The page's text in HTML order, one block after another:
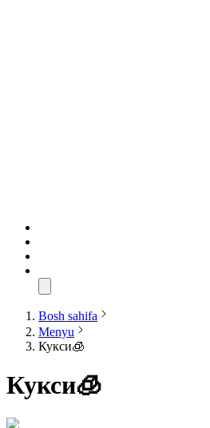
Bosh sahifa
Menyu
Кукси🧊
Кукси🧊